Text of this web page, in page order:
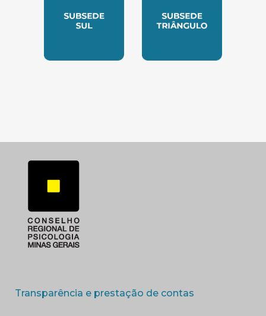
Transparência e prestação de contas